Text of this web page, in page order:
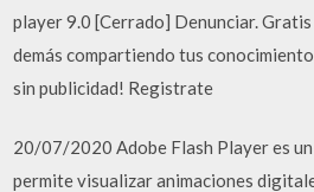
player 9.0 [Cerrado] Denunciar. Gratis
demás compartiendo tus
sin publicidad! Registrate
20/07/2020 Adobe Flash Player es
permite visualizar animaciones